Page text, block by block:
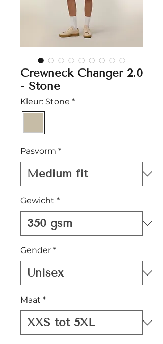
Crewneck Changer 2.0
- Stone
Kleur: Stone *
Pasvorm *
Gewicht *
Gender *
Maat *